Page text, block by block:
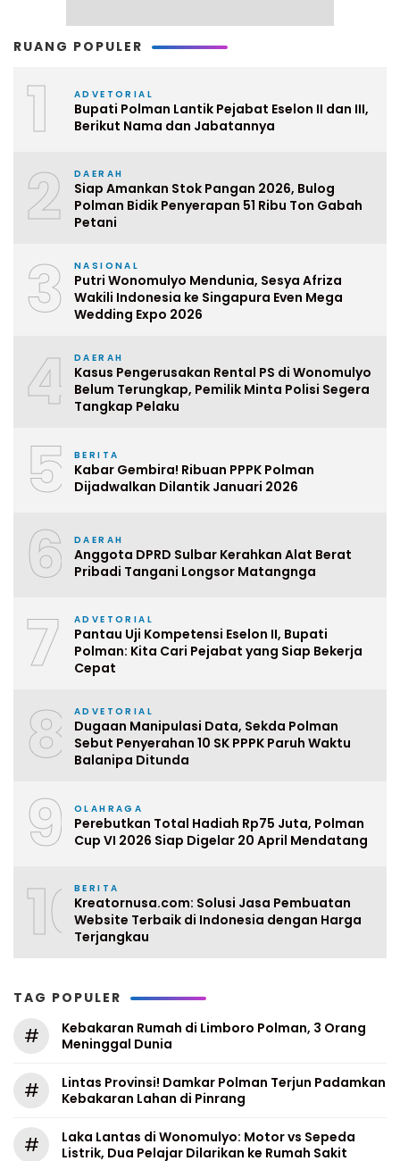
RUANG POPULER
1 ADVETORIAL
Bupati Polman Lantik Pejabat Eselon II dan III,
Berikut Nama dan Jabatannya
2 DAERAH
Siap Amankan Stok Pangan 2026, Bulog
Polman Bidik Penyerapan 51 Ribu Ton Gabah
Petani
3 NASIONAL
Putri Wonomulyo Mendunia, Sesya Afriza
Wakili Indonesia ke Singapura Even Mega
Wedding Expo 2026
4 DAERAH
Kasus Pengerusakan Rental PS di Wonomulyo
Belum Terungkap, Pemilik Minta Polisi Segera
Tangkap Pelaku
5 BERITA
Kabar Gembira! Ribuan PPPK Polman
Dijadwalkan Dilantik Januari 2026
6 DAERAH
Anggota DPRD Sulbar Kerahkan Alat Berat
Pribadi Tangani Longsor Matangnga
7 ADVETORIAL
Pantau Uji Kompetensi Eselon II, Bupati
Polman: Kita Cari Pejabat yang Siap Bekerja
Cepat
8 ADVETORIAL
Dugaan Manipulasi Data, Sekda Polman
Sebut Penyerahan 10 SK PPPK Paruh Waktu
Balanipa Ditunda
9 OLAHRAGA
Perebutkan Total Hadiah Rp75 Juta, Polman
Cup VI 2026 Siap Digelar 20 April Mendatang
10BERITA
Kreatornusa.com: Solusi Jasa Pembuatan
Website Terbaik di Indonesia dengan Harga
Terjangkau
TAG POPULER
#
Kebakaran Rumah di Limboro Polman, 3 Orang
Meninggal Dunia
#
Lintas Provinsi! Damkar Polman Terjun Padamkan
Kebakaran Lahan di Pinrang
#
Laka Lantas di Wonomulyo: Motor vs Sepeda
Listrik, Dua Pelajar Dilarikan ke Rumah Sakit